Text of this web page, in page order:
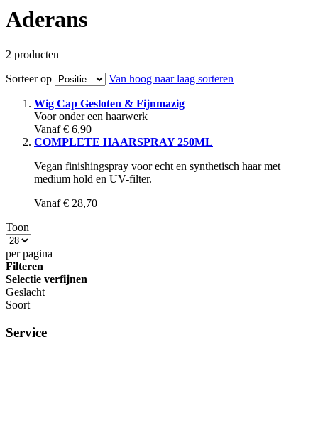
Aderans
2 producten
Sorteer op
Van hoog naar laag sorteren
Wig Cap Gesloten & Fijnmazig
Voor onder een haarwerk
Vanaf € 6,90
COMPLETE HAARSPRAY 250ML
Vegan finishingspray voor echt en synthetisch haar met
medium hold en UV-filter.
Vanaf € 28,70
Toon
per pagina
Filteren
Selectie verfijnen
Geslacht
Soort
Service